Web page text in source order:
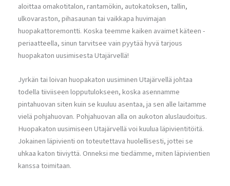
aloittaa omakotitalon, rantamökin, autokatoksen, tallin,
ulkovaraston, pihasaunan tai vaikkapa huvimajan
huopakattoremontti. Koska teemme kaiken avaimet käteen -
periaatteella, sinun tarvitsee vain pyytää hyvä tarjous
huopakaton uusimisesta Utajärvellä!
Jyrkän tai loivan huopakaton uusiminen Utajärvellä johtaa
todella tiiviiseen lopputulokseen, koska asennamme
pintahuovan siten kuin se kuuluu asentaa, ja sen alle laitamme
vielä pohjahuovan. Pohjahuovan alla on aukoton aluslaudoitus.
Huopakaton uusimiseen Utajärvellä voi kuulua läpivientitöitä.
Jokainen läpivienti on toteutettava huolellisesti, jottei se
uhkaa katon tiiviyttä. Onneksi me tiedämme, miten läpivientien
kanssa toimitaan.